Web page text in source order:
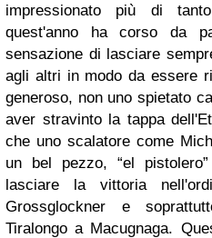
impressionato più di
quest'anno ha corso da
sensazione di lasciare
agli altri in modo da essere
generoso, non uno spietato
aver stravinto la tappa
che uno scalatore come
un bel pezzo, “el
lasciare la vittoria
Grossglockner e
Tiralongo a Macugnaga.